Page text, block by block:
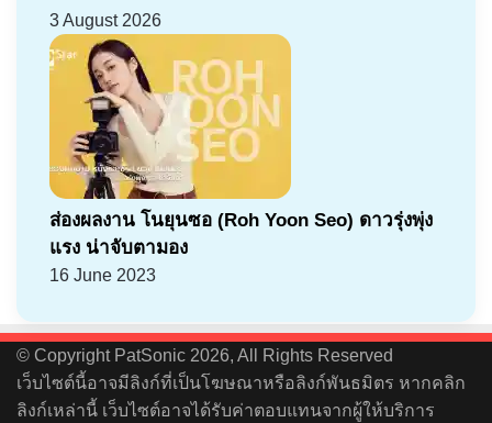
3 August 2026
ส่องผลงาน โนยุนซอ (Roh Yoon Seo) ดาวรุ่งพุ่ง
แรง น่าจับตามอง
16 June 2023
© Copyright PatSonic 2026, All Rights Reserved
เว็บไซต์นี้อาจมีลิงก์ที่เป็นโฆษณาหรือลิงก์พันธมิตร หากคลิก
ลิงก์เหล่านี้ เว็บไซต์อาจได้รับค่าตอบแทนจากผู้ให้บริการ